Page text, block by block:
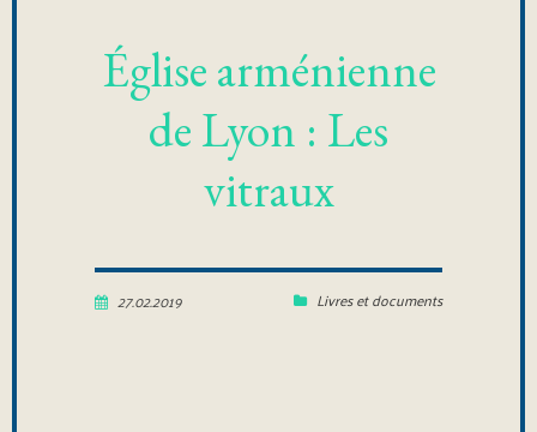
Église arménienne
de Lyon : Les
vitraux
27.02.2019 Livres et documents